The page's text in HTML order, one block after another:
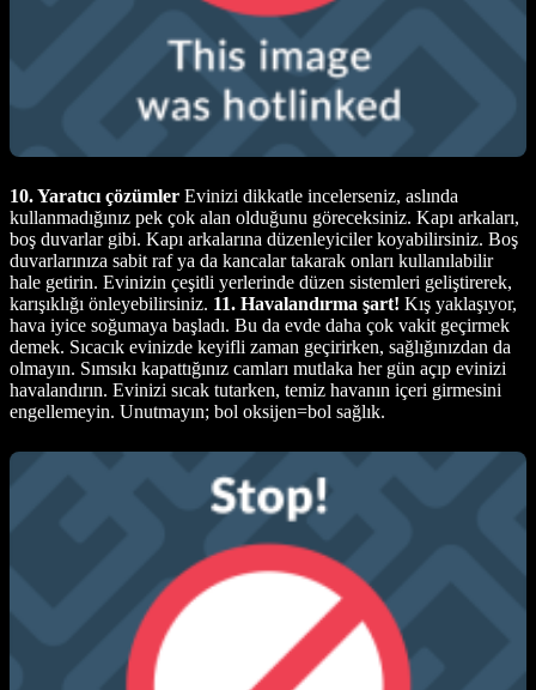
10. Yaratıcı çözümler Evinizi dikkatle incelerseniz, aslında
kullanmadığınız pek çok alan olduğunu göreceksiniz. Kapı arkaları,
boş duvarlar gibi. Kapı arkalarına düzenleyiciler koyabilirsiniz. Boş
duvarlarınıza sabit raf ya da kancalar takarak onları kullanılabilir
hale getirin. Evinizin çeşitli yerlerinde düzen sistemleri geliştirerek,
karışıklığı önleyebilirsiniz. 11. Havalandırma şart! Kış yaklaşıyor,
hava iyice soğumaya başladı. Bu da evde daha çok vakit geçirmek
demek. Sıcacık evinizde keyifli zaman geçirirken, sağlığınızdan da
olmayın. Sımsıkı kapattığınız camları mutlaka her gün açıp evinizi
havalandırın. Evinizi sıcak tutarken, temiz havanın içeri girmesini
engellemeyin. Unutmayın; bol oksijen=bol sağlık.